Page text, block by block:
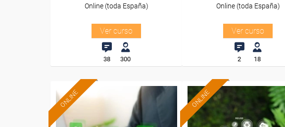
Online (toda España)
Ver curso
38 300
Online (toda España)
Ver curso
2 18
ONLINE
Formación 100%
subvencionada.
ONLINE
Formación 100%
subvencionada.